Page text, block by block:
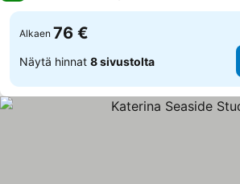
Alkaen 76 €
Näytä hinnat 8 sivustolta